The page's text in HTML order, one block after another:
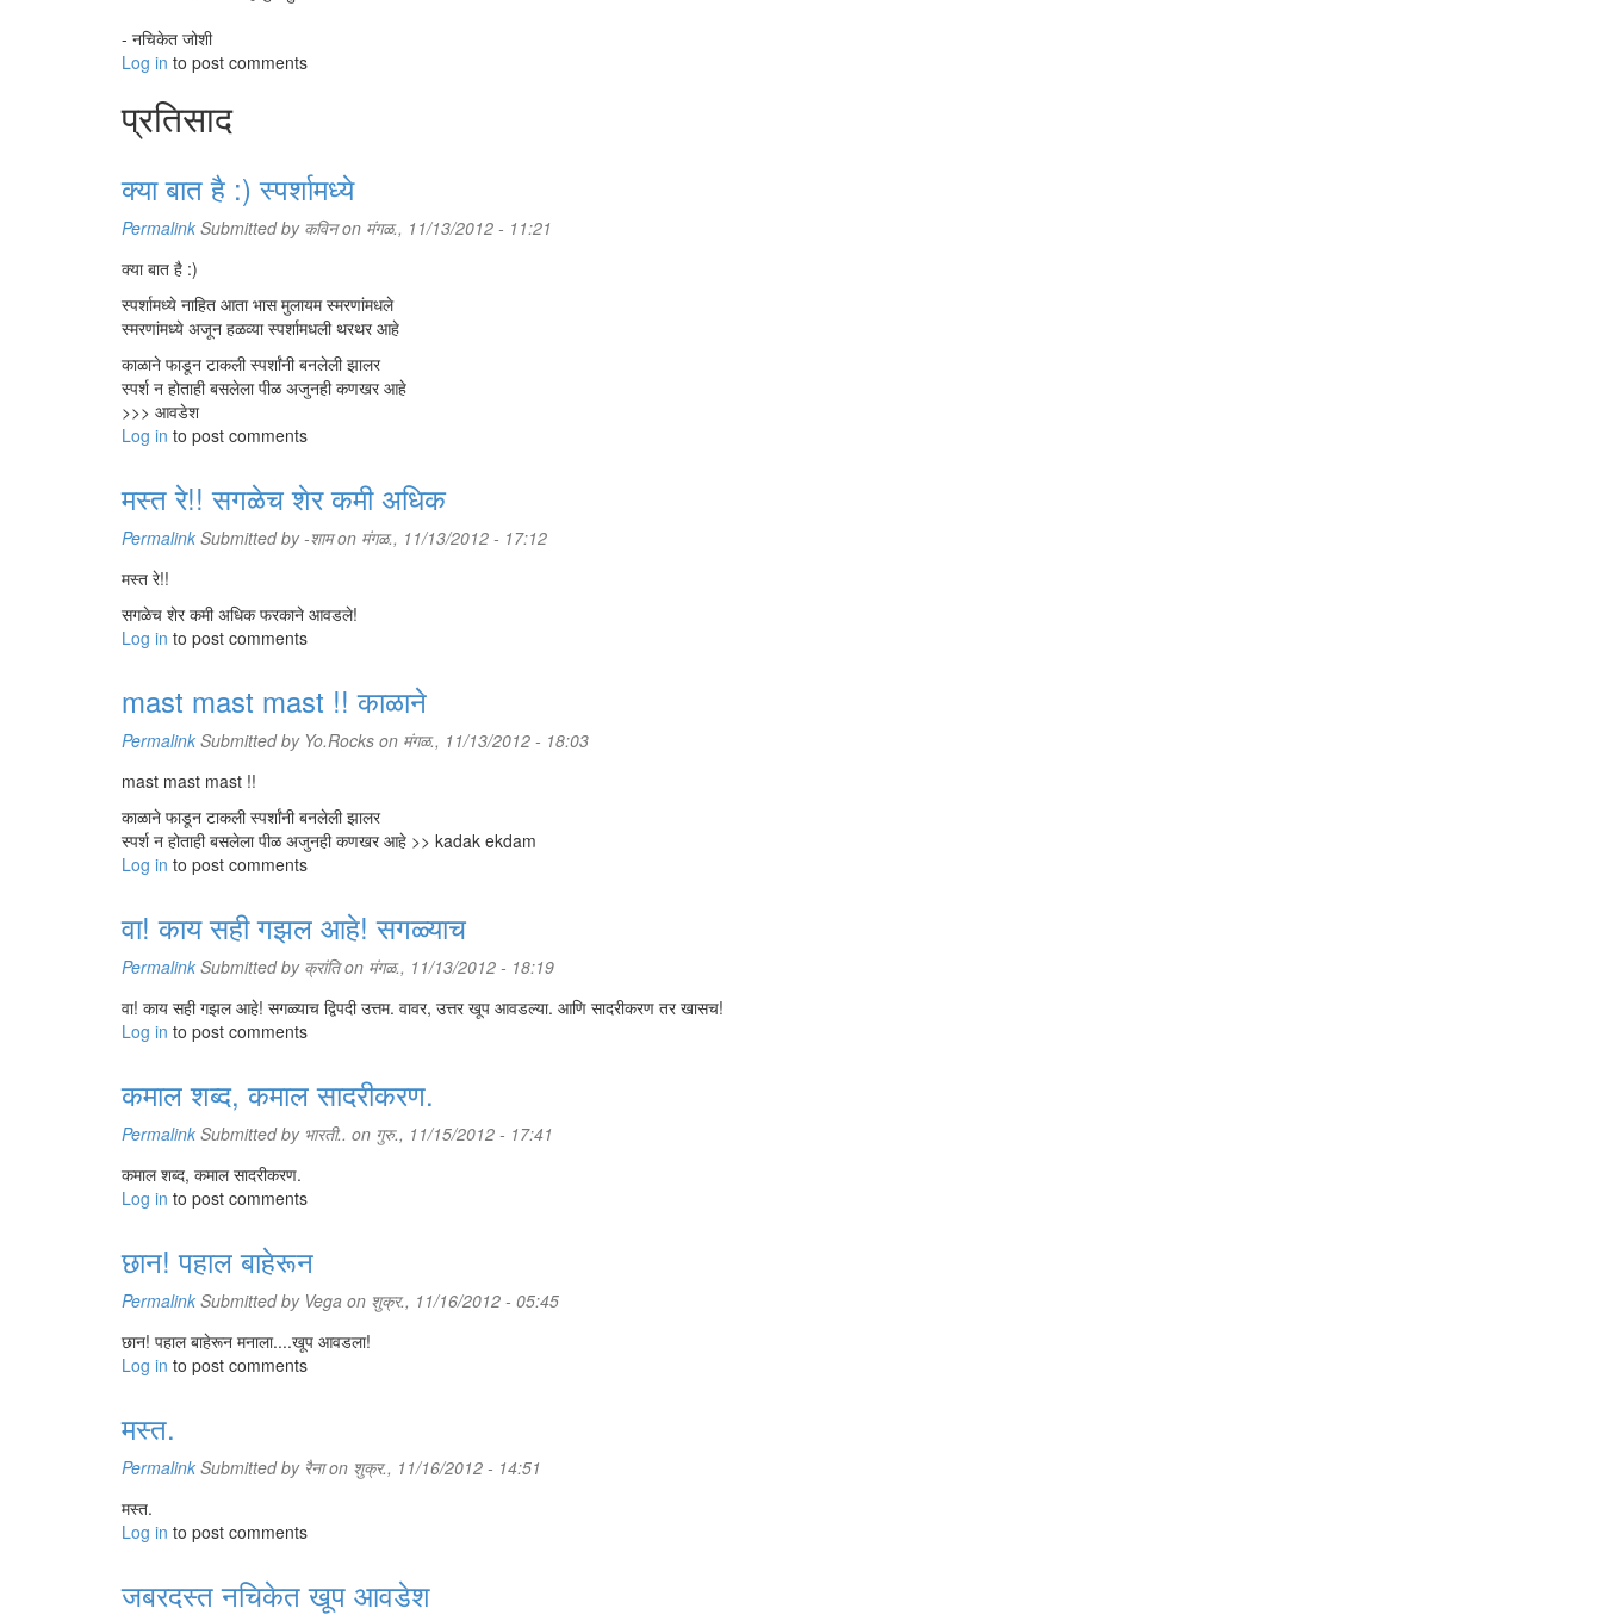
- नचिकेत जोशी
Log in to post comments
प्रतिसाद
क्या बात है :) स्पर्शामध्ये
Permalink Submitted by कविनon मंगळ., 11/13/2012 - 11:21
क्या बात है :)
स्पर्शामध्ये नाहित आता भास मुलायम स्मरणांमधले
स्मरणांमध्ये अजून हळव्या स्पर्शामधली थरथर आहे
काळाने फाडून टाकली स्पर्शांनी बनलेली झालर
स्पर्श न होताही बसलेला पीळ अजुनही कणखर आहे
>>> आवडेश
Log in to post comments
मस्त रे!! सगळेच शेर कमी अधिक
Permalink Submitted by-शामon मंगळ., 11/13/2012 - 17:12
मस्त रे!!
सगळेच शेर कमी अधिक फरकाने आवडले!
Log in to post comments
mast mast mast !! काळाने
Permalink Submitted by Yo.Rocks on मंगळ., 11/13/2012 - 18:03
mast mast mast !!
काळाने फाडून टाकली स्पर्शांनी बनलेली झालर
स्पर्श न होताही बसलेला पीळ अजुनही कणखर आहे >> kadak ekdam
Log in to post comments
वा! काय सही गझल आहे! सगळ्याच
Permalink Submitted by क्रांतिon मंगळ., 11/13/2012 - 18:19
वा! काय सही गझल आहे! सगळ्याच द्विपदी उत्तम. वावर, उत्तर खूप आवडल्या. आणि सादरीकरण तर खासच!
Log in to post comments
कमाल शब्द, कमाल सादरीकरण.
Permalink Submitted by भारती.. on गुरु., 11/15/2012 - 17:41
कमाल शब्द, कमाल सादरीकरण.
Log in to post comments
छान! पहाल बाहेरून
Permalink Submitted by Vega on शुक्र., 11/16/2012 - 05:45
छान! पहाल बाहेरून मनाला....खूप आवडला!
Log in to post comments
मस्त.
Permalink Submitted by रैनाon शुक्र., 11/16/2012 - 14:51
मस्त.
Log in to post comments
जबरदस्त नचिकेत खूप आवडेश